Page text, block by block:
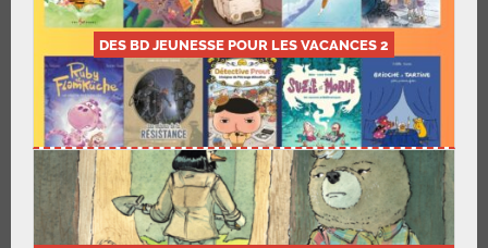
DES BD JEUNESSE POUR LES VACANCES 2